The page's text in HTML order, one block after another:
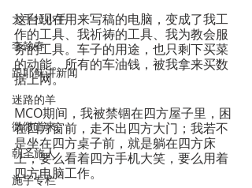
大手拉小手
李翰春
跟耶稣讲新闻
迷路的羊
微微道来
朝圣旅人
施宇专栏
这台现在用来写稿的电脑，变成了我工
作的工具、我祈祷的工具、我为教会服
务的工具。车子的用途，也只剩下买菜
的动能。所有的车油钱，被我拿来买数
据上网。
MCO期间，我被禁锢在四方屋子里，困
在四方窗前，走不出四方大门；我若不
是坐在四方桌子前，就是躺在四方床
上；要么看着四方手机大笑，要么用着
四方电脑工作。